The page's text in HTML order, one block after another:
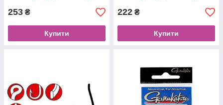
253 ₴
Купити
222 ₴
Купити